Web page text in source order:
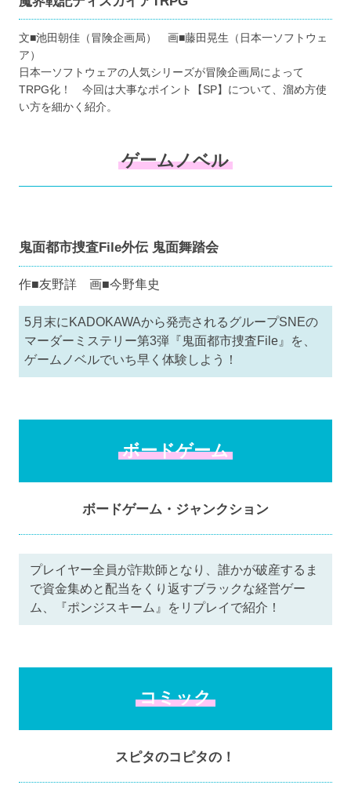
文■池田朝佳（冒険企画局） 画■藤田晃生（日本一ソフトウェ
ア）
日本一ソフトウェアの人気シリーズが冒険企画局によって
TRPG化！ 今回は大事なポイント【SP】について、溜め方使
い方を細かく紹介。
ゲームノベル
鬼面都市捜査File外伝 鬼面舞踏会
作■友野詳 画■今野隼史
5月末にKADOKAWAから発売されるグループSNEの
マーダーミステリー第3弾『鬼面都市捜査File』を、
ゲームノベルでいち早く体験しよう！
ボードゲーム
ボードゲーム・ジャンクション
プレイヤー全員が詐欺師となり、誰かが破産するま
で資金集めと配当をくり返すブラックな経営ゲー
ム、『ポンジスキーム』をリプレイで紹介！
コミック
スピタのコピタの！